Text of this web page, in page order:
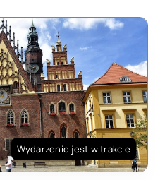
Wydarzenie jest w trakcie